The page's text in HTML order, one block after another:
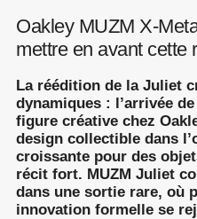
Oakley MUZM X-
mettre en avant cette
La réédition de la Juliet
dynamiques : l’arrivée
figure créative chez
design collectible dans
croissante pour des
récit fort. MUZM Juliet
dans une sortie rare, où
innovation formelle se